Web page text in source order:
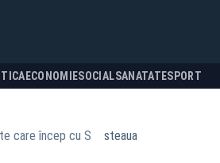
ECONOMIESOCIALSANATATESPORT
care încep cu S steaua